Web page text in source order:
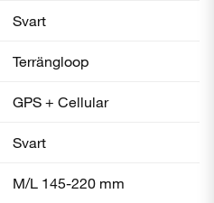
Svart
Terrängloop
GPS + Cellular
Svart
M/L 145-220 mm